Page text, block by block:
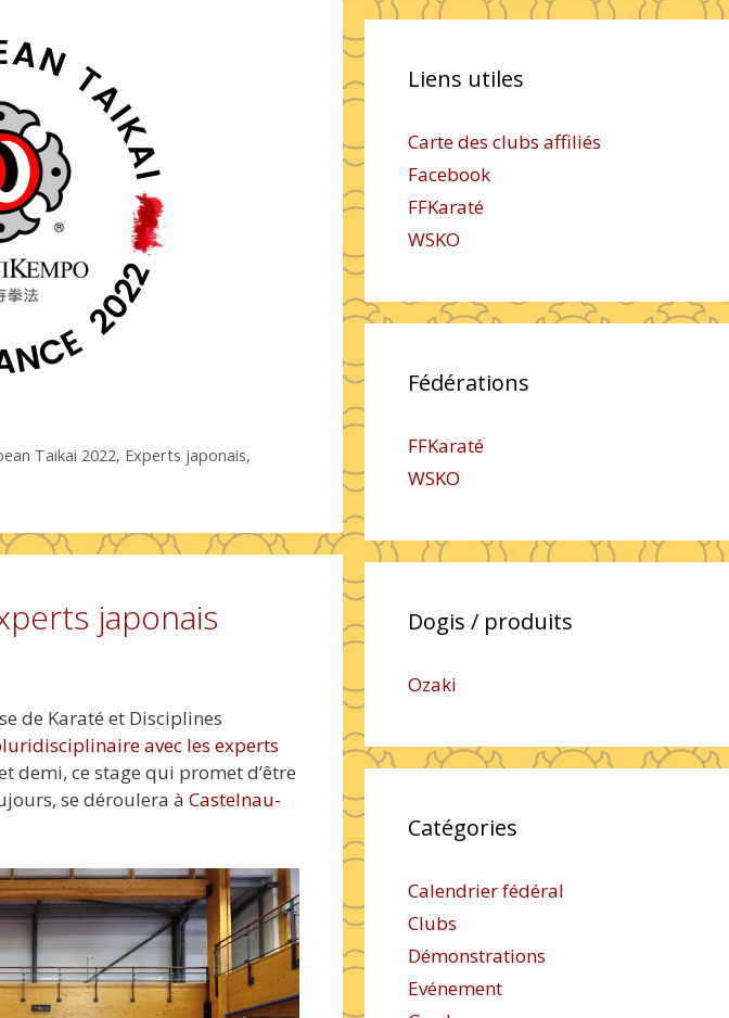
Taikai 2022, Experts japonais,
japonais
de Karaté et Disciplines
avec les experts
demi, ce stage qui promet d’être
se déroulera à Castelnau-
Liens utiles
Carte des clubs affiliés
Facebook
FFKaraté
WSKO
Fédérations
FFKaraté
WSKO
Dogis / produits
Ozaki
Catégories
Calendrier fédéral
Clubs
Démonstrations
Evénement